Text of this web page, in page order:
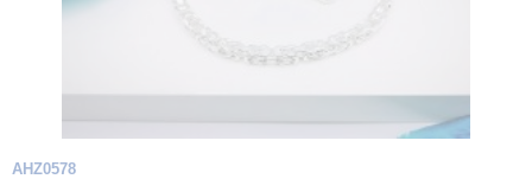
AHZ0578